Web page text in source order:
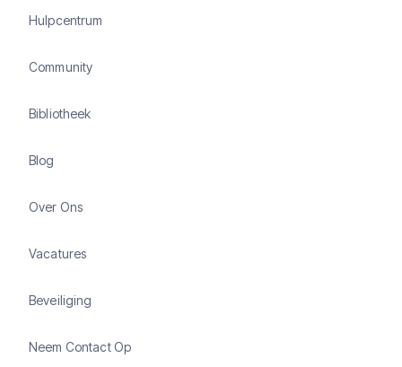
Hulpcentrum
Community
Bibliotheek
Blog
Over Ons
Vacatures
Beveiliging
Neem Contact Op